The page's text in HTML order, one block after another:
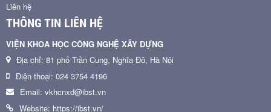
Liên hệ
THÔNG TIN LIÊN HỆ
VIỆN KHOA HỌC CÔNG NGHỆ XÂY DỰNG
Địa chỉ: 81 phố Trần Cung, Nghĩa Đô, Hà Nội
Điện thoại: 024 3754 4196
Email: vkhcnxd@ibst.vn
Website: https://ibst.vn/